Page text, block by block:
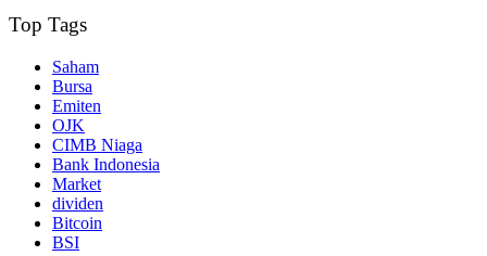
Top Tags
Saham
Bursa
Emiten
OJK
CIMB Niaga
Bank Indonesia
Market
dividen
Bitcoin
BSI